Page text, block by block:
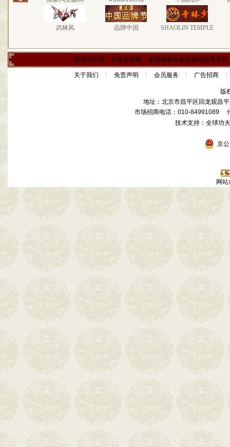
武林风 品牌中国 SHAOLIN TEMPLE
全球功夫网、全球创业网、全球电视台各记者站联系方式
关于我们 免责声明 会员服务 广告招商
版
地址：北京市昌平区回龙观昌
市场招商电话：010-84991089
技术支持：全球
京公
网